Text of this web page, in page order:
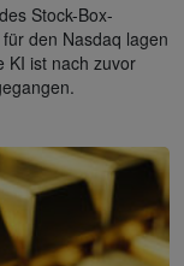
Stock-Box-
den Nasdaq lagen
KI ist nach zuvor